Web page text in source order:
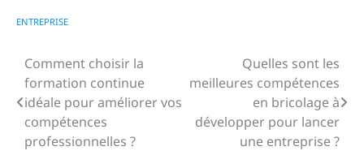
ENTREPRISE
Navigation
de
l’article
Comment choisir la
formation continue
idéale pour améliorer vos
compétences
professionnelles ?
Quelles sont les
meilleures compétences
en bricolage à
développer pour lancer
une entreprise ?